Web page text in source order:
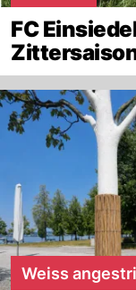
FC
Weiss